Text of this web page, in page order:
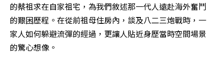
的蔡祖求在自家祖宅，為我們敘述那一代人遠赴海外奮鬥
的艱困歷程。在從前祖母住房內，談及八二三炮戰時，一
家人如何躲避流彈的經過，更讓人貼近身歷當時空間場景
的驚心想像。